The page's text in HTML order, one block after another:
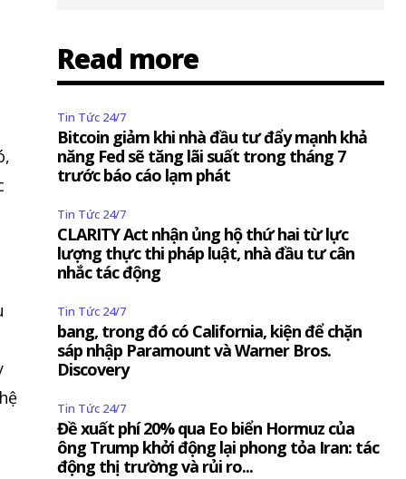
Read more
Tin Tức 24/7
Bitcoin giảm khi nhà đầu tư đẩy mạnh khả
năng Fed sẽ tăng lãi suất trong tháng 7
trước báo cáo lạm phát
Tin Tức 24/7
CLARITY Act nhận ủng hộ thứ hai từ lực
lượng thực thi pháp luật, nhà đầu tư cân
nhắc tác động
Tin Tức 24/7
bang, trong đó có California, kiện để chặn
sáp nhập Paramount và Warner Bros.
Discovery
Tin Tức 24/7
Đề xuất phí 20% qua Eo biển Hormuz của
ông Trump khởi động lại phong tỏa Iran: tác
động thị trường và rủi ro...